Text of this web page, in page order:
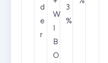
d
e
r
W
I
B
O
3
%